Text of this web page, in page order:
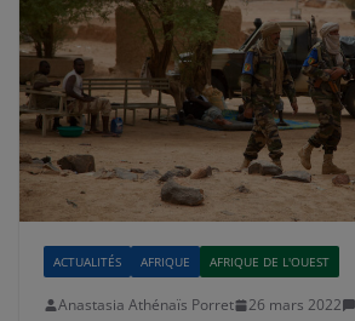
ACTUALITÉS AFRIQUE AFRIQUE DE L'OUEST
Anastasia Athénaïs Porret 26 mars 2022